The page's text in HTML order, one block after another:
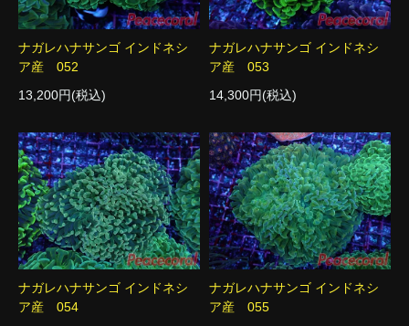
ナガレハナサンゴ インドネシ
ア産 052
13,200円(税込)
ナガレハナサンゴ インドネシ
ア産 053
14,300円(税込)
ナガレハナサンゴ インドネシ
ア産 054
ナガレハナサンゴ インドネシ
ア産 055